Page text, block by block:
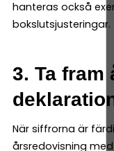
hanteras också
bokslutsjusteringar.
3. Ta
När siffrorna är
årsredovisning